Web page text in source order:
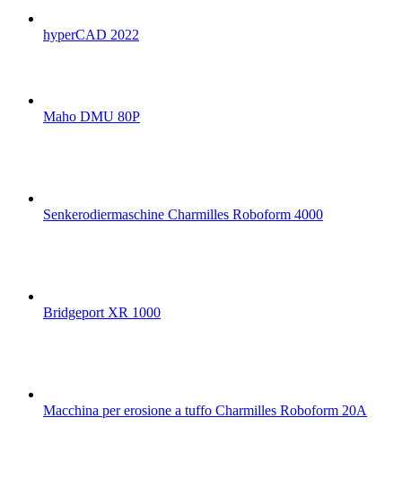
hyperCAD 2022
Maho DMU 80P
Senkerodiermaschine Charmilles Roboform 4000
Bridgeport XR 1000
Macchina per erosione a tuffo Charmilles Roboform 20A